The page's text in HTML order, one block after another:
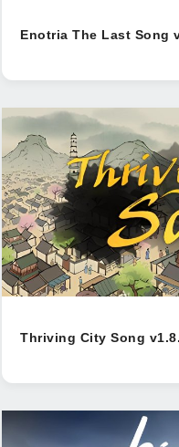
Enotria The Last Song
Thriving City Song